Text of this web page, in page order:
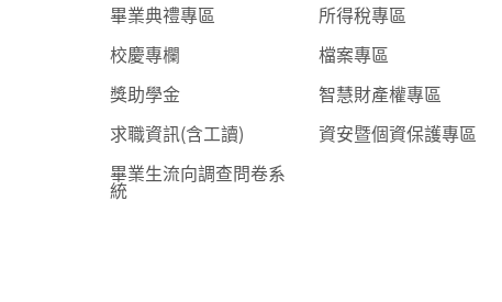
畢業典禮專區
校慶專欄
獎助學金
求職資訊(含工讀)
畢業生流向調查問卷系
統
所得稅專區
檔案專區
智慧財產權專區
資安暨個資保護專區